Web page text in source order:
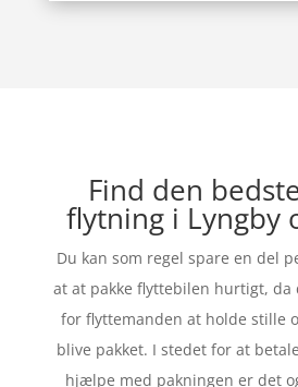
Find den
flytning i Lyngby
Du kan som regel spare en del
at at pakke flyttebilen hurtigt,
for flyttemanden at holde stille
blive pakket. I stedet for at
hjælpe med pakningen er det